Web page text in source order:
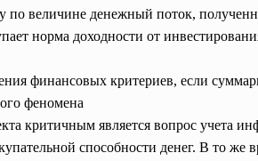
величине денежный поток,
норма доходности от
финансовых критериев, если
феномена
критичным является вопрос учета
способности денег. В то